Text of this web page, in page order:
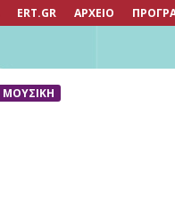
ERT.GR ΑΡΧΕΙΟ
ΜΟΥΣΙΚΉ